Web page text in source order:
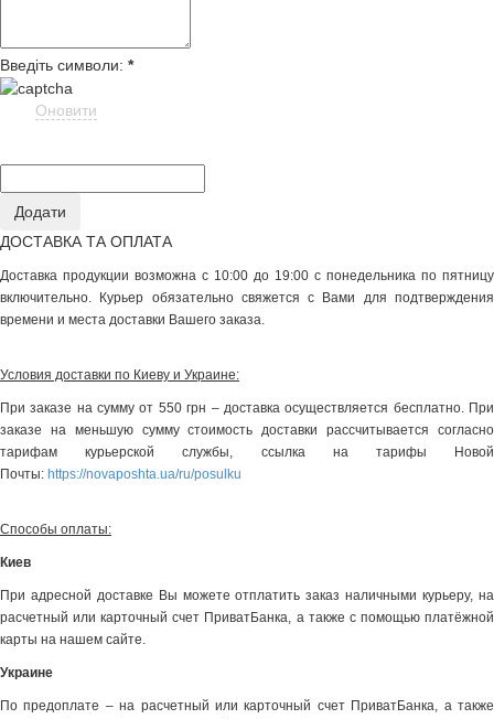
Введіть символи: *
Оновити
ДОСТАВКА ТА ОПЛАТА
Доставка продукции возможна с 10:00 до 19:00 с понедельника по пятницу
включительно. Курьер обязательно свяжется с Вами для подтверждения
времени и места доставки Вашего заказа.
Условия доставки по Киеву и Украине:
При заказе на сумму от 550 грн – доставка осуществляется бесплатно. При
заказе на меньшую сумму стоимость доставки рассчитывается согласно
тарифам курьерской службы, ссылка на тарифы Новой
Почты: https://novaposhta.ua/ru/posulku
Способы оплаты:
Киев
При адресной доставке Вы можете отплатить заказ наличными курьеру, на
расчетный или карточный счет ПриватБанка, а также с помощью платёжной
карты на нашем сайте.
Украине
По предоплате – на расчетный или карточный счет ПриватБанка, а также